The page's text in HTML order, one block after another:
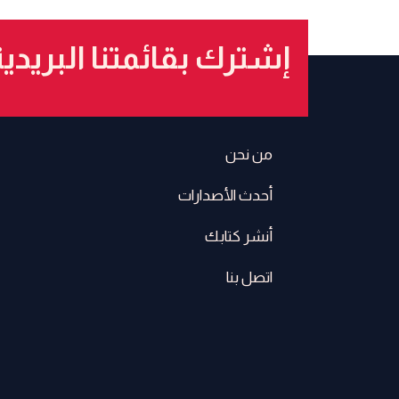
إشترك بقائمتنا
من نحن
أحدث الأصدارات
أنشر كتابك
اتصل بنا